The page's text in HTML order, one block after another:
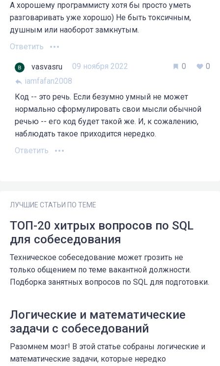
А хорошему программисту хотя бы просто уметь
разговаривать уже хорошо) Не быть токсичным,
душным или наоборот замкнутым.
Ответить
vasvasru
09 ноября 2022
iamfafan2008
0 0
Код -- это речь. Если безумно умный не может
нормально сформулировать свои мысли обычной
речью -- его код будет такой же. И, к сожалению,
наблюдать такое приходится нередко.
Ответить
ЛУЧШИЕ СТАТЬИ ПО ТЕМЕ
ТОП-20 хитрых вопросов по SQL
для собеседования
Техническое собеседование может грозить не
только общением по теме вакантной должности.
Подборка занятных вопросов по SQL для подготовки.
Логические и математические
задачи с собеседований
Разомнем мозг! В этой статье собраны логические и
математические задачи, которые нередко